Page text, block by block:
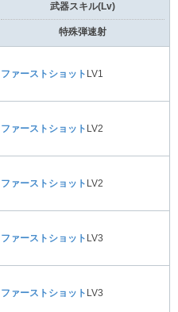
武器スキル(Lv)
特殊弾速射
ファーストショット LV1
ファーストショット LV2
ファーストショット LV2
ファーストショット LV3
ファーストショット LV3